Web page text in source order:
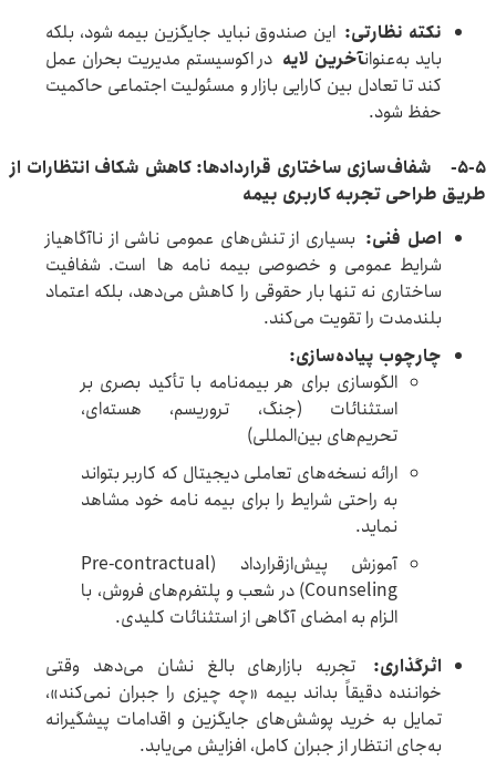
نکته نظارتی: این صندوق نباید جایگزین بیمه شود، بلکه
باید به‌عنوانآخرین لایه در اکوسیستم مدیریت بحران عمل
کند تا تعادل بین کارایی بازار و مسئولیت اجتماعی حاکمیت
حفظ شود.
5-5-
شفاف‌سازی ساختاری قراردادها: کاهش شکاف انتظارات از
طریق طراحی تجربه کاربری بیمه
اصل فنی: بسیاری از تنش‌های عمومی ناشی از ناآگاهیاز
شرایط عمومی و خصوصی بیمه نامه ها است. شفافیت
ساختاری نه تنها بار حقوقی را کاهش می‌دهد، بلکه اعتماد
بلندمدت را تقویت می‌کند.
چارچوب پیاده‌سازی:
الگوسازی برای هر بیمه‌نامه با تأکید بصری بر
استثنائات (جنگ، تروریسم، هسته‌ای،
تحریم‌های بین‌المللی)
ارائه نسخه‌های تعاملی دیجیتال که کاربر بتواند
به راحتی شرایط را برای بیمه نامه خود مشاهد
نماید.
آموزش پیش‌ازقرارداد (Pre-contractual
Counseling) در شعب و پلتفرم‌های فروش، با
الزام به امضای آگاهی از استثنائات کلیدی.
اثرگذاری: تجربه بازارهای بالغ نشان می‌دهد وقتی
خواننده دقیقاً بداند بیمه «چه چیزی را جبران نمی‌کند»،
تمایل به خرید پوشش‌های جایگزین و اقدامات پیشگیرانه
به‌جای انتظار از جبران کامل، افزایش می‌یابد.